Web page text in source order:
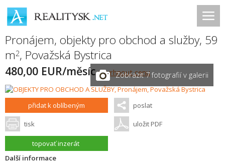
Pronájem, objekty pro obchod a služby, 59
m2, Považská Bystrica
480,00 EUR/měsícnavrhnout cenu
Zobrazit 7 fotografií v galerii
přidat k oblíbeným poslat
tisk uložit PDF
topovať inzerát
Další informace